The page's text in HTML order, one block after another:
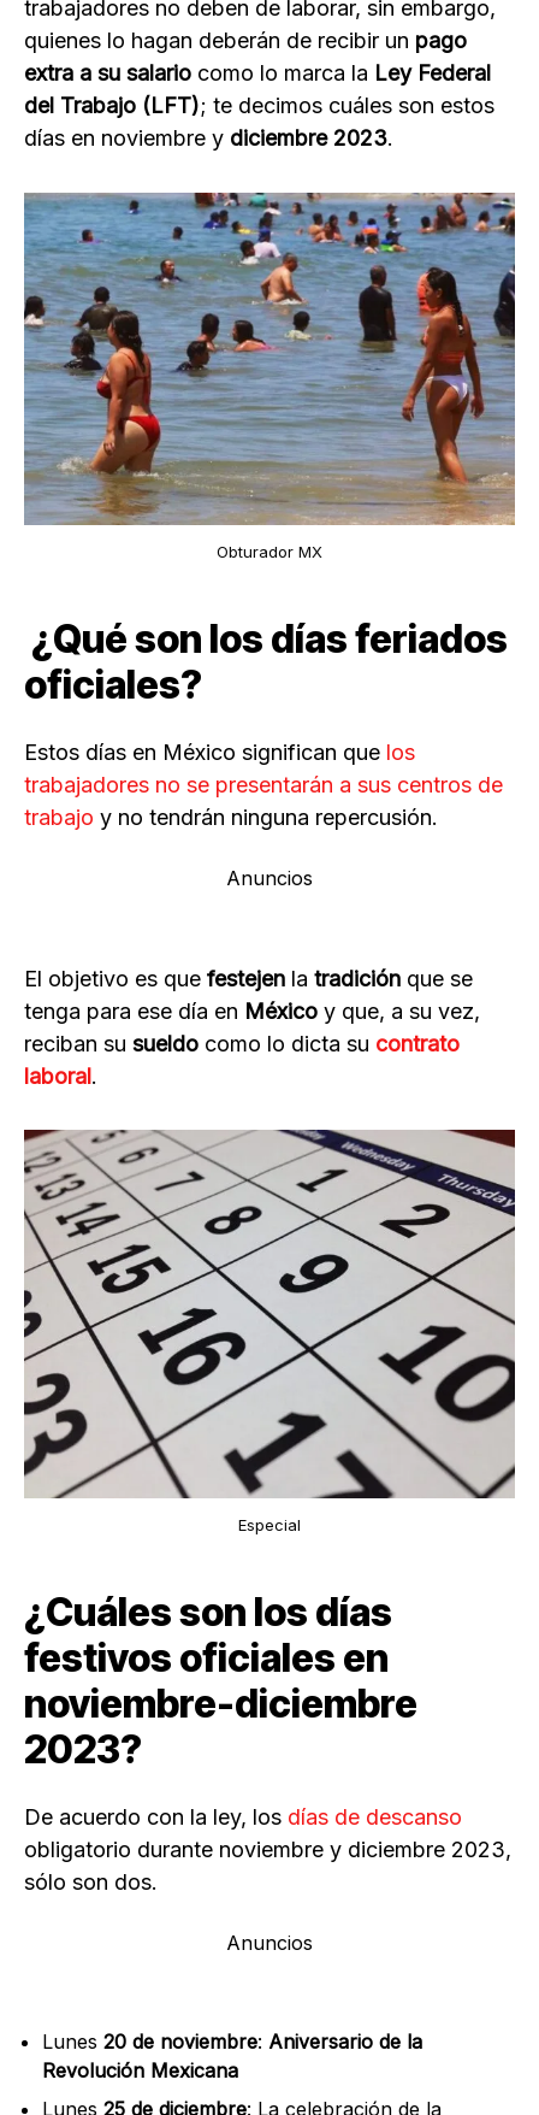
trabajadores no deben de laborar, sin embargo,
quienes lo hagan deberán de recibir un pago
extra a su salario como lo marca la Ley Federal
del Trabajo (LFT); te decimos cuáles son estos
días en noviembre y diciembre 2023.
Obturador MX
¿Qué son los días feriados
oficiales?
Estos días en México significan que los
trabajadores no se presentarán a sus centros de
trabajo y no tendrán ninguna repercusión.
Anuncios
El objetivo es que festejen la tradición que se
tenga para ese día en México y que, a su vez,
reciban su sueldo como lo dicta su contrato
laboral.
Especial
¿Cuáles son los días
festivos oficiales en
noviembre-diciembre
2023?
De acuerdo con la ley, los días de descanso
obligatorio durante noviembre y diciembre 2023,
sólo son dos.
Anuncios
Lunes 20 de noviembre: Aniversario de la
Revolución Mexicana
Lunes 25 de diciembre: La celebración de la